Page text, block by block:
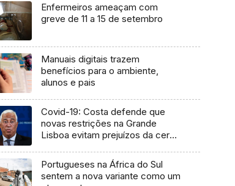
Enfermeiros ameaçam com
greve de 11 a 15 de setembro
Manuais digitais trazem
benefícios para o ambiente,
alunos e pais
Covid-19: Costa defende que
novas restrições na Grande
Lisboa evitam prejuízos da cerca
Portugueses na África do Sul
sentem a nova variante como um